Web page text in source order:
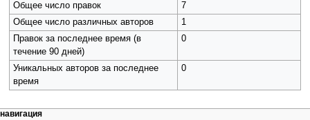
Общее число правок
7
Общее число различных авторов
1
Правок за последнее время (в
течение 90 дней)
0
Уникальных авторов за последнее
время
0
Н
действия на странице
персональные инструменты
навигация